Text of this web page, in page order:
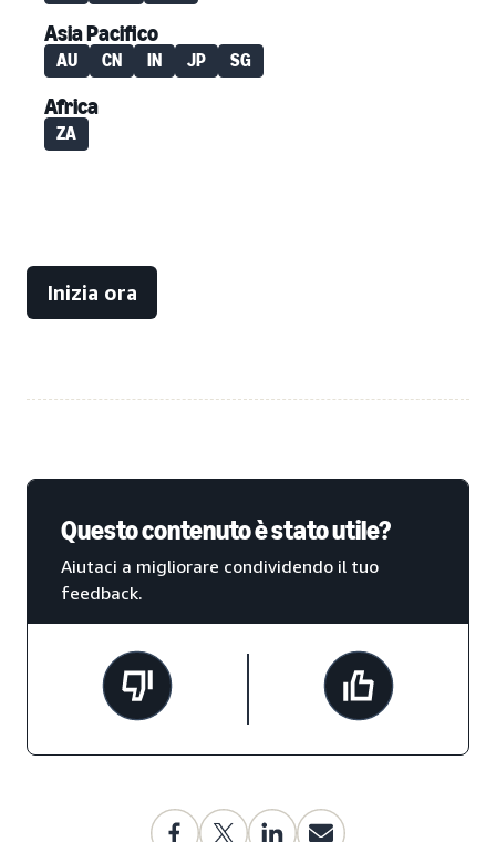
Asia Pacifico
AU CN IN JP SG
Africa
ZA
Inizia ora
Questo contenuto è stato utile?
Aiutaci a migliorare condividendo il tuo
feedback.